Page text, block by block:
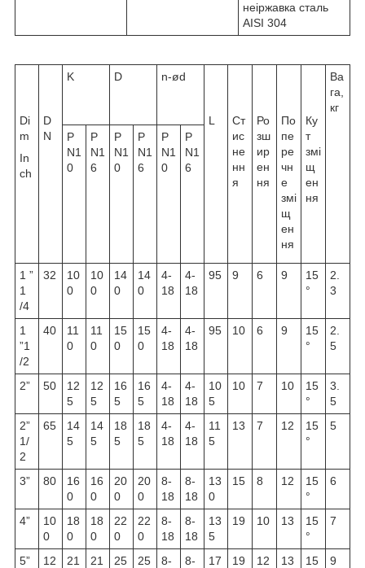
неіржавка сталь
AISI 304
Di
m
In
ch
D
N
K D n-ød
L
Ст
ис
не
нн
я
Ро
зш
ир
ен
ня
По
пе
ре
чн
е
змі
щ
ен
ня
Ку
т
змі
щ
ен
ня
Ва
га,
кг
P
N1
0
P
N1
6
P
N1
0
P
N1
6
P
N1
0
P
N1
6
1 ”
1
/4
32
10
0
10
0
14
0
14
0
4-
18
4-
18
95 9 6 9
15
°
2.
3
1
”1
/2
40
11
0
11
0
15
0
15
0
4-
18
4-
18
95 10 6 9
15
°
2.
5
2” 50
12
5
12
5
16
5
16
5
4-
18
4-
18
10
5
10 7 10
15
°
3.
5
2”
1/
2
65
14
5
14
5
18
5
18
5
4-
18
4-
18
11
5
13 7 12
15
°
5
3” 80
16
0
16
0
20
0
20
0
8-
18
8-
18
13
0
15 8 12
15
°
6
4”
10
0
18
0
18
0
22
0
22
0
8-
18
8-
18
13
5
19 10 13
15
°
7
5” 12 21 21 25 25 8- 8- 17 19 12 13 15 9